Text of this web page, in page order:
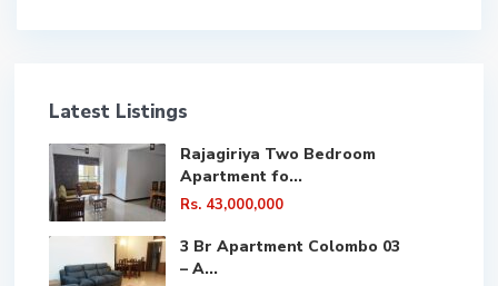
Latest Listings
Rajagiriya Two Bedroom
Apartment fo...
Rs. 43,000,000
3 Br Apartment Colombo 03
– A...